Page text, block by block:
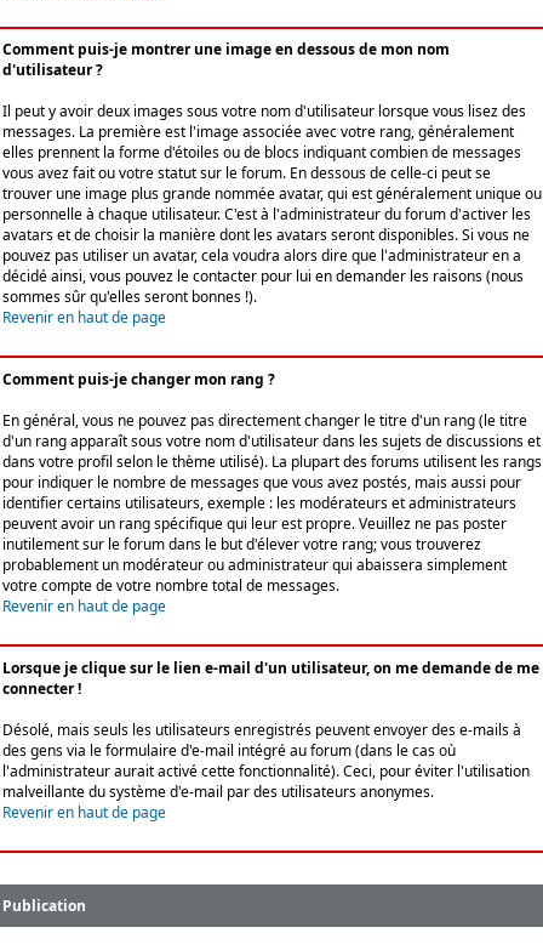
Comment puis-je montrer une image en dessous de mon nom
d'utilisateur ?
Il peut y avoir deux images sous votre nom d'utilisateur lorsque vous lisez des
messages. La première est l'image associée avec votre rang, généralement
elles prennent la forme d'étoiles ou de blocs indiquant combien de messages
vous avez fait ou votre statut sur le forum. En dessous de celle-ci peut se
trouver une image plus grande nommée avatar, qui est généralement unique ou
personnelle à chaque utilisateur. C'est à l'administrateur du forum d'activer les
avatars et de choisir la manière dont les avatars seront disponibles. Si vous ne
pouvez pas utiliser un avatar, cela voudra alors dire que l'administrateur en a
décidé ainsi, vous pouvez le contacter pour lui en demander les raisons (nous
sommes sûr qu'elles seront bonnes !).
Revenir en haut de page
Comment puis-je changer mon rang ?
En général, vous ne pouvez pas directement changer le titre d'un rang (le titre
d'un rang apparaît sous votre nom d'utilisateur dans les sujets de discussions et
dans votre profil selon le thème utilisé). La plupart des forums utilisent les rangs
pour indiquer le nombre de messages que vous avez postés, mais aussi pour
identifier certains utilisateurs, exemple : les modérateurs et administrateurs
peuvent avoir un rang spécifique qui leur est propre. Veuillez ne pas poster
inutilement sur le forum dans le but d'élever votre rang; vous trouverez
probablement un modérateur ou administrateur qui abaissera simplement
votre compte de votre nombre total de messages.
Revenir en haut de page
Lorsque je clique sur le lien e-mail d'un utilisateur, on me demande de me
connecter !
Désolé, mais seuls les utilisateurs enregistrés peuvent envoyer des e-mails à
des gens via le formulaire d'e-mail intégré au forum (dans le cas où
l'administrateur aurait activé cette fonctionnalité). Ceci, pour éviter l'utilisation
malveillante du système d'e-mail par des utilisateurs anonymes.
Revenir en haut de page
Publication